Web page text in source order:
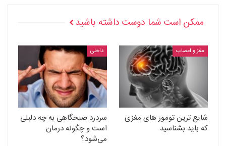
ممکن است شما دوست داشته باشید
مغز و اعصاب
شایع ترین تومور های مغزی
که باید بشناسید
داخلی
سردرد صبحگاهی به چه دلیلی
است و چگونه درمان
می‌شود؟